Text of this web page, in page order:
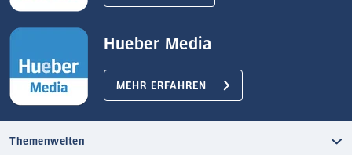
Hueber Media
MEHR ERFAHREN
Themenwelten